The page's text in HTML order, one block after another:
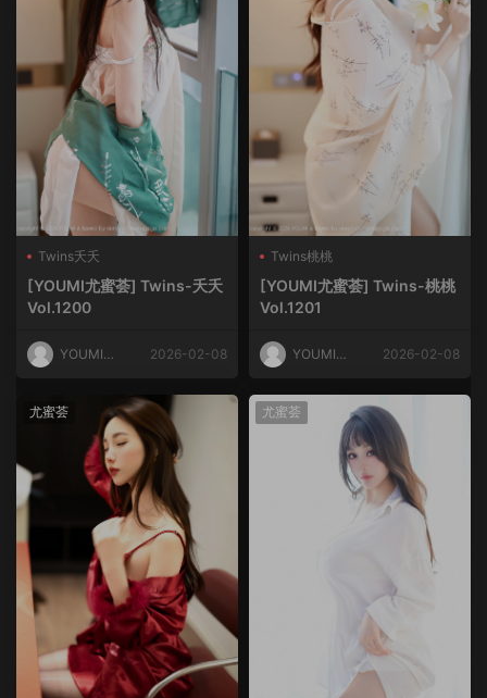
Twins夭夭
[YOUMI尤蜜荟] Twins-夭夭
Vol.1200
YOUMI尤
2026-02-08
Twins桃桃
[YOUMI尤蜜荟] Twins-桃桃
Vol.1201
YOUMI尤
2026-02-08
尤蜜荟 尤蜜荟